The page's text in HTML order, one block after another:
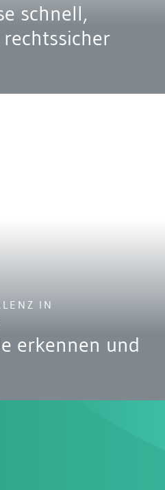
schnell,
IN
erkennen und